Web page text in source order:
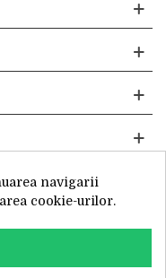
Fiscal: 52428019, Reg.
Unirii 201-203C, Caciulati,
navigarii
cookie-urilor.